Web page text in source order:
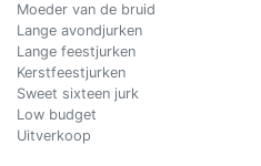
Moeder van de bruid
Lange avondjurken
Lange feestjurken
Kerstfeestjurken
Sweet sixteen jurk
Low budget
Uitverkoop